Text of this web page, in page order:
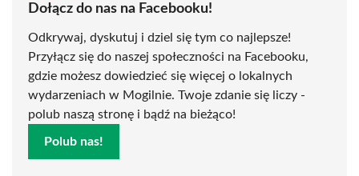
Dołącz do nas na Facebooku!
Odkrywaj, dyskutuj i dziel się tym co najlepsze!
Przyłącz się do naszej społeczności na Facebooku,
gdzie możesz dowiedzieć się więcej o lokalnych
wydarzeniach w Mogilnie. Twoje zdanie się liczy -
polub naszą stronę i bądź na bieżąco!
Polub nas!